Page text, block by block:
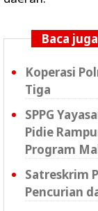
Baca
Koperasi
Tiga
SPPG
Pidie
Program
Satreskrim
Pencurian